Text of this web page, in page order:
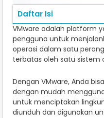
Daftar Isi
VMware adalah platform
pengguna untuk
operasi dalam satu
terbatas oleh satu sistem
Dengan VMware, Anda
dengan mudah
untuk menciptakan
diunduh dan digunakan